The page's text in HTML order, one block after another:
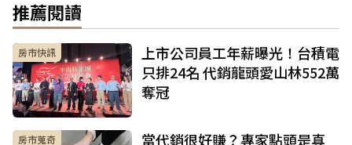
推薦閱讀
房市快訊
上市公司員工年薪曝光！台積電
只排24名 代銷龍頭愛山林552萬
奪冠
房市蒐奇
當代銷很好賺？專家點頭是真